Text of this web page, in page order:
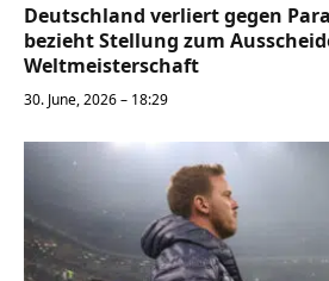
Deutschland verliert gegen
bezieht Stellung zum
Weltmeisterschaft
30. June, 2026 – 18:29